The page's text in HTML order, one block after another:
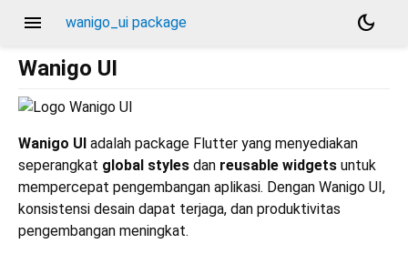
menu wanigo_ui package
dark_mode
Wanigo UI
Wanigo UI adalah package Flutter yang menyediakan
seperangkat global styles dan reusable widgets untuk
mempercepat pengembangan aplikasi. Dengan Wanigo UI,
konsistensi desain dapat terjaga, dan produktivitas
pengembangan meningkat.